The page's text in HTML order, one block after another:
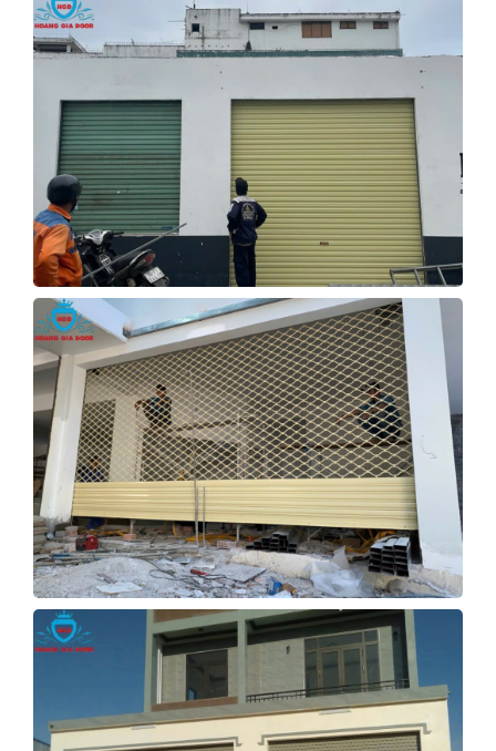
THI CÔNG CỬA CUỐN NHÀ Ở
QUẢNG NGÃI
CUNG CẤP CỬA CUỐN QUẢNG
NGÃI
Xem Tiếp
CỬA CUỐN NHÀ Ở QUẢNG
NGÃI